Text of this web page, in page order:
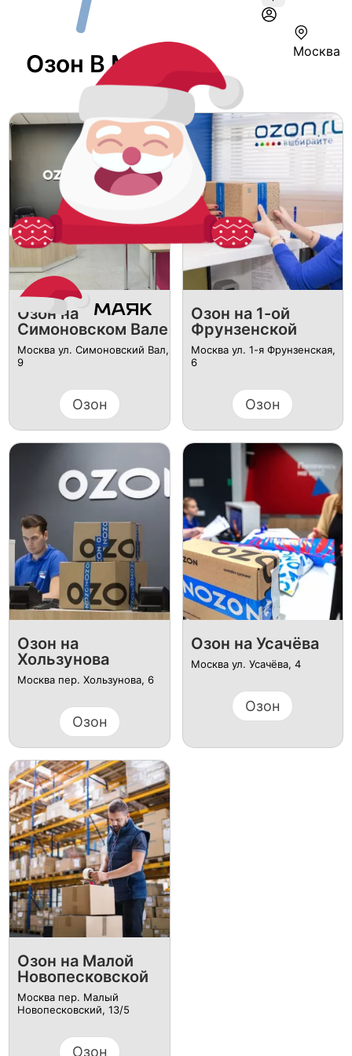
Москва
Озон В Москве
Озон на
Симоновском Вале
Москва ул. Симоновский Вал,
9
Озон
Озон на 1-ой
Фрунзенской
Москва ул. 1-я Фрунзенская,
6
Озон
Озон на
Хользунова
Москва пер. Хользунова, 6
Озон
Озон на Усачёва
Москва ул. Усачёва, 4
Озон
Озон на Малой
Новопесковской
Москва пер. Малый
Новопесковский, 13/5
Озон